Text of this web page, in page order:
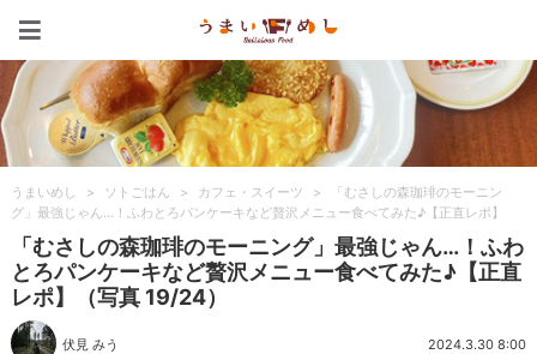
うまいめし > ソトごはん > カフェ・スイーツ >
「むさしの森珈琲のモーニン
グ」最強じゃん…！ふわとろパンケーキなど贅沢メニュー食べてみた♪【正直レポ】
「むさしの森珈琲のモーニング」最強じゃん…！ふわ
とろパンケーキなど贅沢メニュー食べてみた♪【正直
レポ】（写真 19/24）
伏見 みう 2024.3.30 8:00